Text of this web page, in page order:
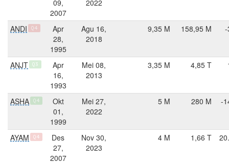
09,
2007
2022
ANDI Q4
Apr
28,
1995
Agu 16,
2018
9,35 M 158,95 M -
ANJT Q3
Apr
16,
1993
Mei 08,
2013
3,35 M 4,85 T
ASHA Q4
Okt
01,
1999
Mei 27,
2022
5 M 280 M -
AYAM Q4
Des
27,
2007
Nov 30,
2023
4 M 1,66 T